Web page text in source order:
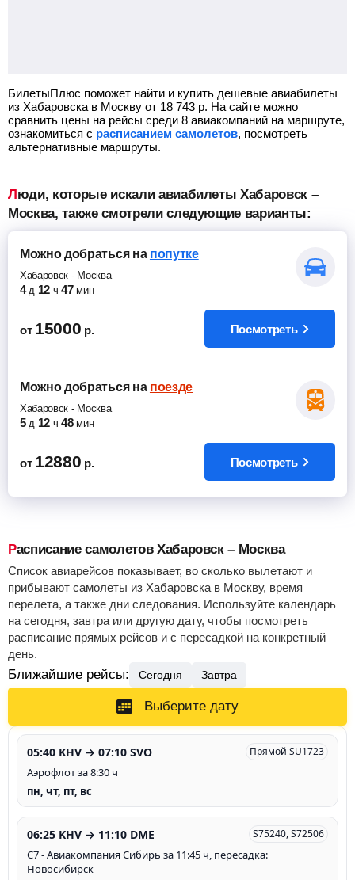
БилетыПлюс поможет найти и купить дешевые авиабилеты
из Хабаровска в Москву от 18 743 р. На сайте можно
сравнить цены на рейсы среди 8 авиакомпаний на маршруте,
ознакомиться с расписанием самолетов, посмотреть
альтернативные маршруты.
Люди, которые искали авиабилеты Хабаровск –
Москва, также смотрели следующие варианты:
Можно добратьсяна попутке
Хабаровск - Москва
4 д 12 ч 47 мин
от 15000 р. Посмотреть
Можно добратьсяна поезде
Хабаровск - Москва
5 д 12 ч 48 мин
от 12880 р. Посмотреть
Расписание самолетов Хабаровск – Москва
Список авиарейсов показывает, во сколько вылетают и
прибывают самолеты из Хабаровска в Москву, время
перелета, а также дни следования. Используйте календарь
на сегодня, завтра или другую дату, чтобы посмотреть
расписание прямых рейсов и с пересадкой на конкретный
день.
Ближайшие рейсы: Сегодня Завтра
Выберите дату
05:40 KHV → 07:10 SVO Прямой SU1723
Аэрофлот за 8:30 ч
пн, чт, пт, вс
06:25 KHV → 11:10 DME S75240, S72506
С7 - Авиакомпания Сибирь за 11:45 ч, пересадка:
Новосибирск